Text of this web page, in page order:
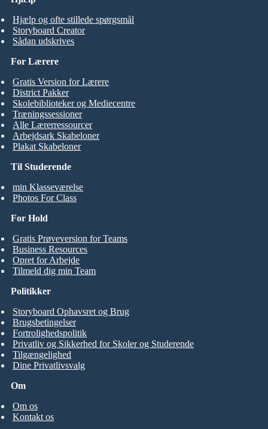
Hjælp og ofte stillede spørgsmål
Storyboard Creator
Sådan udskrives
Til Studerende
min Klasseværelse
Photos For Class
For Lærere
Gratis Version for Lærere
District Pakker
Skolebiblioteker og Mediecentre
Træningssessioner
Alle Lærerressourcer
Arbejdsark Skabeloner
Plakat Skabeloner
For Hold
Gratis Prøveversion for Teams
Business Resources
Opret for Arbejde
Tilmeld dig min Team
Om
Om os
Kontakt os
Politikker
Storyboard Ophavsret og Brug
Brugsbetingelser
Fortrolighedspolitik
Privatliv og Sikkerhed for Skoler og Studerende
Tilgængelighed
Dine Privatlivsvalg